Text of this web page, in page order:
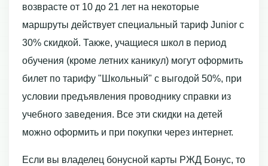
возврасте от 10 до 21 лет на некоторые
маршруты действует специальный тариф Junior c
30% скидкой. Также, учащиеся школ в период
обучения (кроме летних каникул) могут оформить
билет по тарифу "Школьный" с выгодой 50%, при
условии предъявления проводнику справки из
учебного заведения. Все эти скидки на детей
можно оформить и при покупки через интернет.
Если вы владелец бонусной карты РЖД Бонус, то